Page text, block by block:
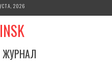
2026
ЖУРНАЛ